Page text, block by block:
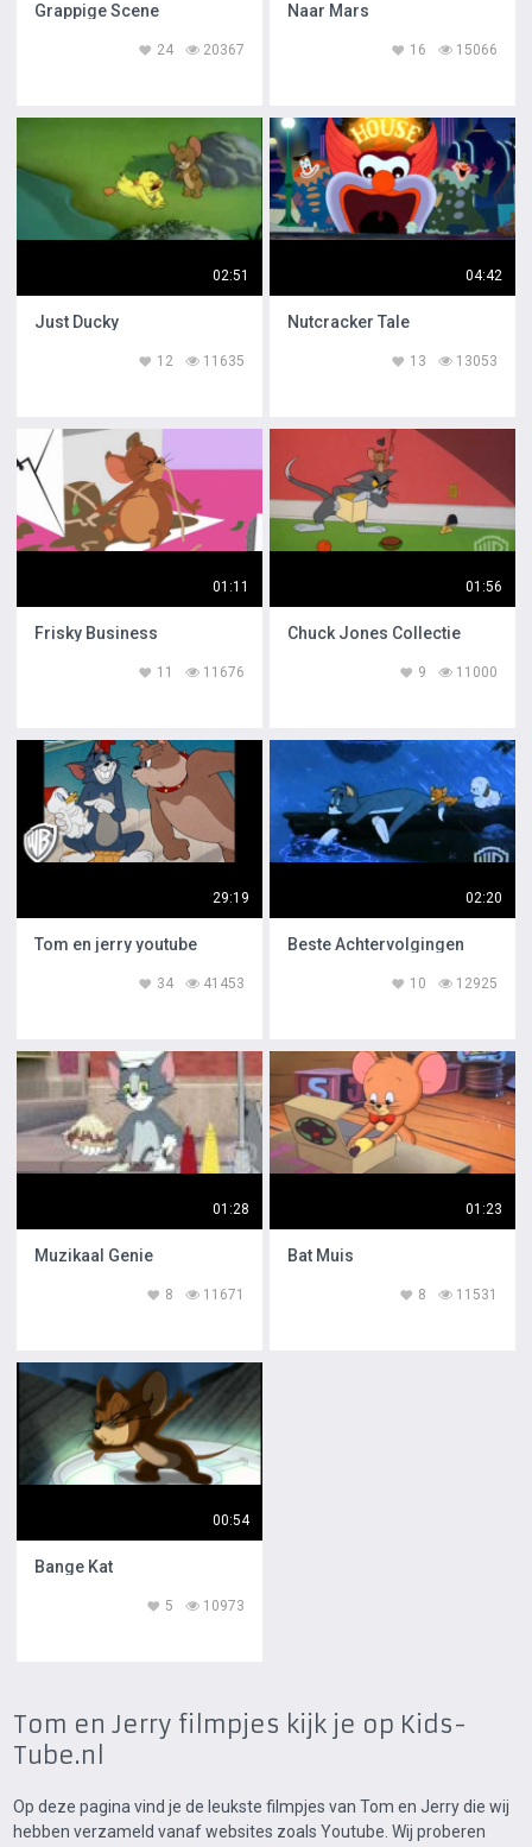
Grappige Scene
20367
24
Naar Mars
15066
16
02:51
Just Ducky
11635
12
04:42
Nutcracker Tale
13053
13
01:11
Frisky Business
11676
11
01:56
Chuck Jones Collectie
11000
9
29:19
Tom en jerry youtube
41453
34
02:20
Beste Achtervolgingen
12925
10
01:28
Muzikaal Genie
11671
8
01:23
Bat Muis
11531
8
00:54
Bange Kat
10973
5
Tom en Jerry filmpjes kijk je op Kids-
Tube.nl
Op deze pagina vind je de leukste filmpjes van Tom en Jerry die wij
hebben verzameld vanaf websites zoals Youtube. Wij proberen